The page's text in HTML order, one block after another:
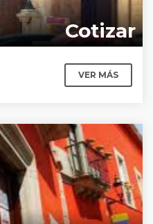
Cotizar
VER MÁS